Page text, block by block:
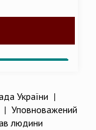
України |
Уповноважений
людини